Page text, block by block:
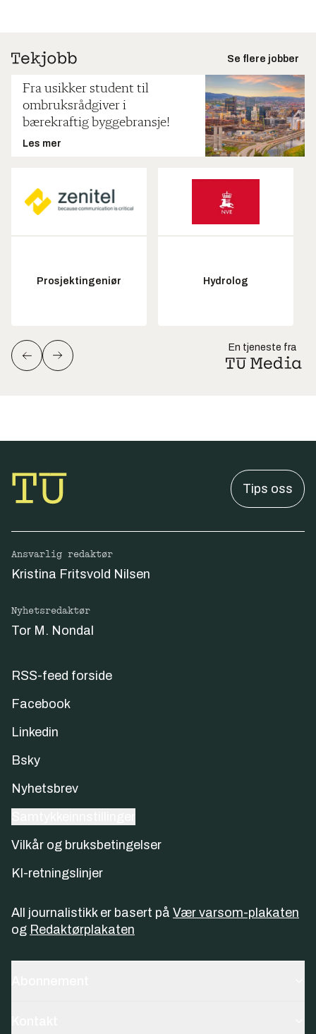
Se flere jobber
Fra usikker student til
ombruksrådgiver i
bærekraftig byggebransje!
Les mer
Prosjektingeniør Hydrolog
En tjeneste fra
Tips oss
Ansvarlig redaktør
Kristina Fritsvold Nilsen
Nyhetsredaktør
Tor M. Nondal
RSS-feed forside
Facebook
Linkedin
Bsky
Nyhetsbrev
Vilkår og bruksbetingelser
KI-retningslinjer
All journalistikk er basert på Vær varsom-plakaten
og Redaktørplakaten